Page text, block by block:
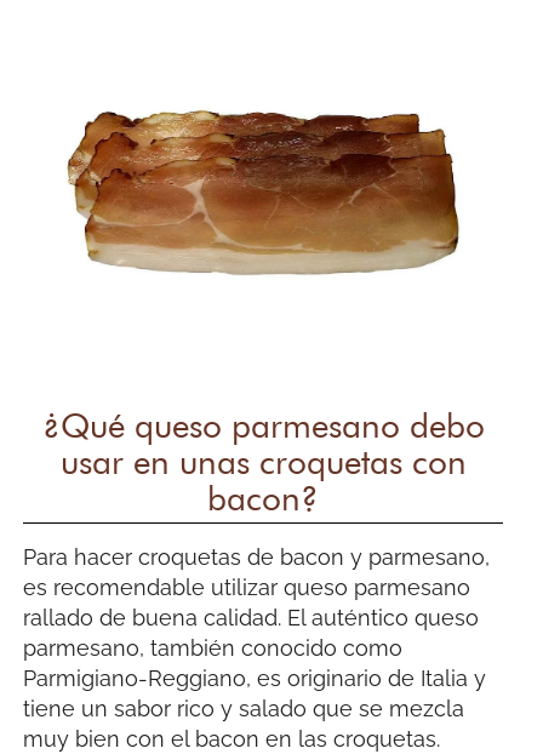
¿Qué queso parmesano debo
usar en unas croquetas con
bacon?
Para hacer croquetas de bacon y parmesano,
es recomendable utilizar queso parmesano
rallado de buena calidad. El auténtico queso
parmesano, también conocido como
Parmigiano-Reggiano, es originario de Italia y
tiene un sabor rico y salado que se mezcla
muy bien con el bacon en las croquetas.